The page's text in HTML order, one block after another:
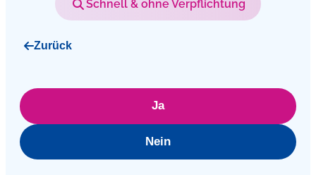
Schnell & ohne Verpflichtung
Zurück
Ja
Nein